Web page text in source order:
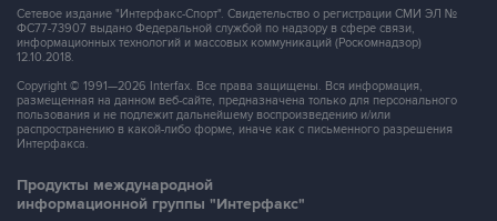
Сетевое издание "Интерфакс-Спорт". Свидетельство о регистрации СМИ ЭЛ №
ФС77-73907 выдано Федеральной службой по надзору в сфере связи,
информационных технологий и массовых коммуникаций (Роскомнадзор)
12.10.2018.
Copyright © 1991—2026 Interfax. Все права защищены. Вся информация,
размещенная на данном веб-сайте, предназначена только для персонального
пользования и не подлежит дальнейшему воспроизведению и/или
распространению в какой-либо форме, иначе как с письменного разрешения
Интерфакса.
Продукты международной
информационной группы "Интерфакс"